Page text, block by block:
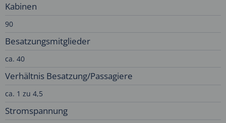
Kabinen
90
Besatzungsmitglieder
ca. 40
Verhältnis Besatzung/Passagiere
ca. 1 zu 4,5
Stromspannung